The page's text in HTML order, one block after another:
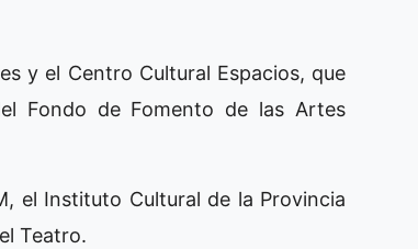
y el Centro Cultural Espacios, que
Fondo de Fomento de las Artes
el Instituto Cultural de la Provincia
Teatro.